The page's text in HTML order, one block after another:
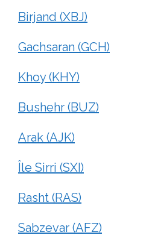
Birjand (XBJ)
Gachsaran (GCH)
Khoy (KHY)
Bushehr (BUZ)
Arak (AJK)
Île Sirri (SXI)
Rasht (RAS)
Sabzevar (AFZ)